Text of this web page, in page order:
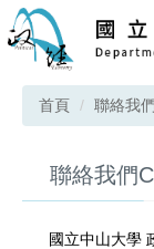
跳
到
要
首頁 聯絡我
聯絡我們
國立中山大學